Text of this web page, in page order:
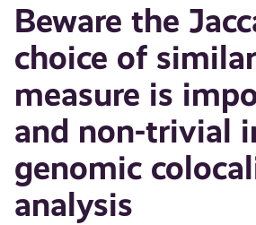
Beware the
choice of
measure is
and non-trivial
genomic
analysis